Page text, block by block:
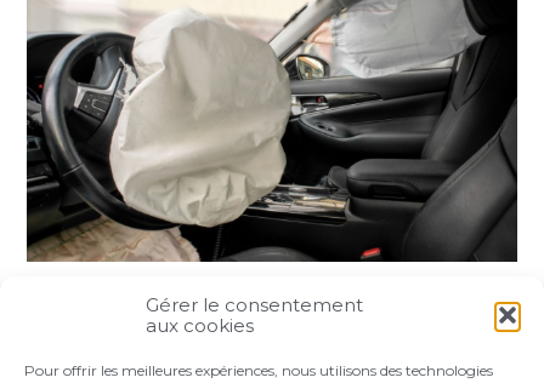
Gérer le consentement
aux cookies
Pour offrir les meilleures expériences, nous utilisons des technologies